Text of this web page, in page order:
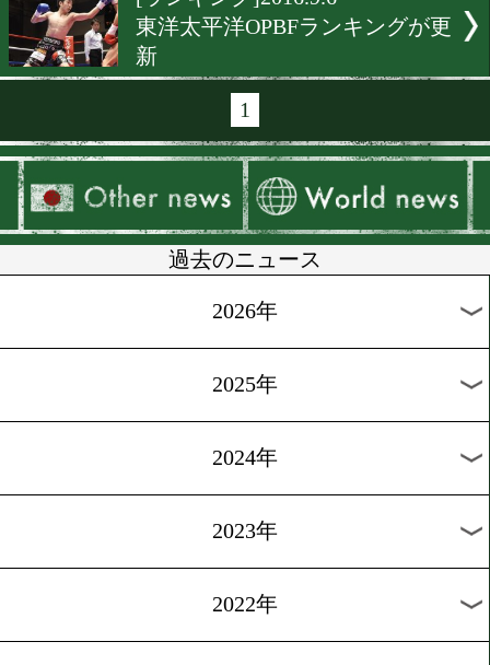
[IBFランキング]2016.10.6
[ランキング]2016.9.28
前世界王者の2人がJBC保
ト入り
[WBOランキング]2016.9.27
注目は豪華なスーパーフェ
[ランキング]2016.9.8
WBCランク、河野公平が8
[ランキング]2016.9.6
東洋太平洋OPBFランキン
新
1